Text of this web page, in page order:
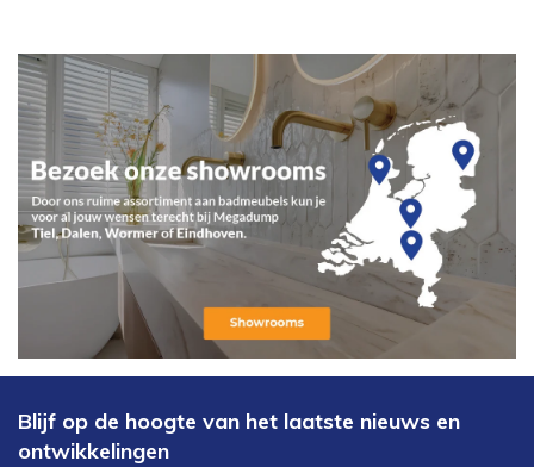
Blijf op de hoogte van het laatste nieuws en
ontwikkelingen